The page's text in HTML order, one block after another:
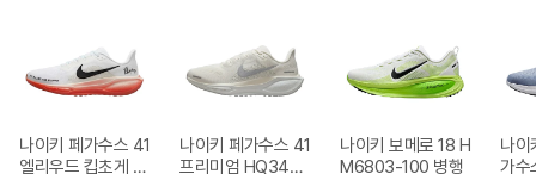
나이키 페가수스 41
엘리우드 킵초게 H
나이키 페가수스 41
프리미엄 HQ3492
나이키 보메로 18 H
M6803-100 병행
나이
가